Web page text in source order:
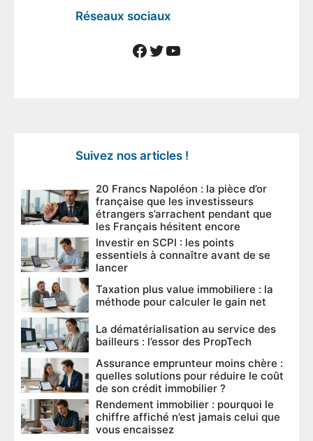
Réseaux sociaux
Facebook
Twitter
YouTube
Suivez nos articles !
20 Francs Napoléon : la pièce d’or
française que les investisseurs
étrangers s’arrachent pendant que
les Français hésitent encore
Investir en SCPI : les points
essentiels à connaître avant de se
lancer
Taxation plus value immobiliere : la
méthode pour calculer le gain net
La dématérialisation au service des
bailleurs : l’essor des PropTech
Assurance emprunteur moins chère :
quelles solutions pour réduire le coût
de son crédit immobilier ?
Rendement immobilier : pourquoi le
chiffre affiché n’est jamais celui que
vous encaissez